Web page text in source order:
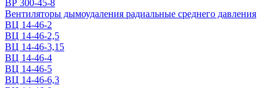
ВР 300-45-8
Вентиляторы дымоудаления радиальные среднего давления
ВЦ 14-46-2
ВЦ 14-46-2,5
ВЦ 14-46-3,15
ВЦ 14-46-4
ВЦ 14-46-5
ВЦ 14-46-6,3